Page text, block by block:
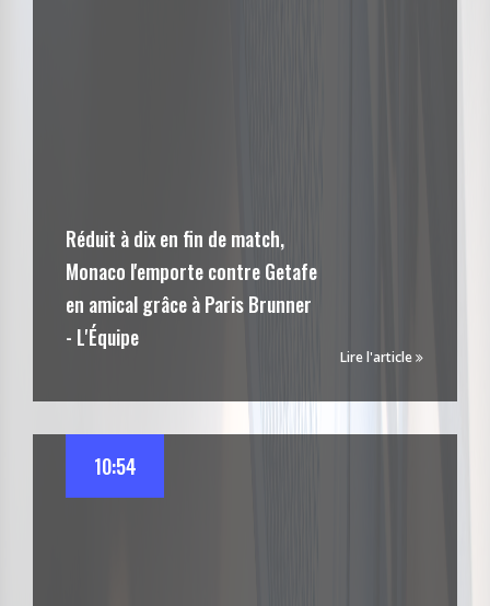
Réduit à dix en fin de match,
Monaco l'emporte contre Getafe
en amical grâce à Paris Brunner
- L'Équipe
Lire l'article
10:54